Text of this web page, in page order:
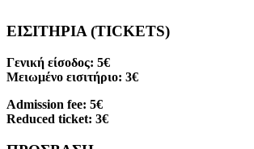
ΕΙΣΙΤΗΡΙΑ (TICKETS)
Γενική είσοδος: 5€
Μειωμένο εισιτήριο: 3€
Admission fee: 5€
Reduced ticket: 3€